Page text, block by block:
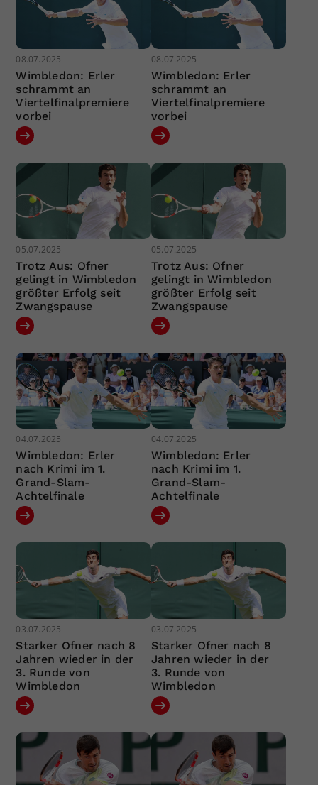
08.07.2025
Wimbledon: Erler
schrammt an
Viertelfinalpremiere
vorbei
08.07.2025
Wimbledon: Erler
schrammt an
Viertelfinalpremiere
vorbei
05.07.2025
Trotz Aus: Ofner
gelingt in Wimbledon
größter Erfolg seit
Zwangspause
05.07.2025
Trotz Aus: Ofner
gelingt in Wimbledon
größter Erfolg seit
Zwangspause
04.07.2025
Wimbledon: Erler
nach Krimi im 1.
Grand-Slam-
Achtelfinale
04.07.2025
Wimbledon: Erler
nach Krimi im 1.
Grand-Slam-
Achtelfinale
03.07.2025
Starker Ofner nach 8
Jahren wieder in der
3. Runde von
Wimbledon
03.07.2025
Starker Ofner nach 8
Jahren wieder in der
3. Runde von
Wimbledon